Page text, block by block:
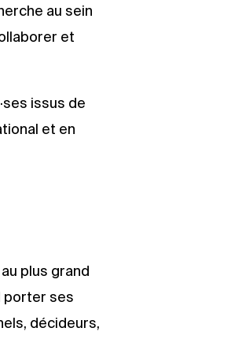
au sein
et
issus de
et en
plus grand
porter ses
décideurs,